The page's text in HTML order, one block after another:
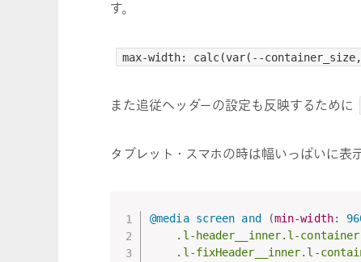
す。
max-width: calc(var(--
また追従ヘッダーの設定も反映するために
タブレット・スマホの時は幅いっぱいに表
@media screen and (min-width:
.l-header__inner.l-
.l-fixHeader__inner.l-